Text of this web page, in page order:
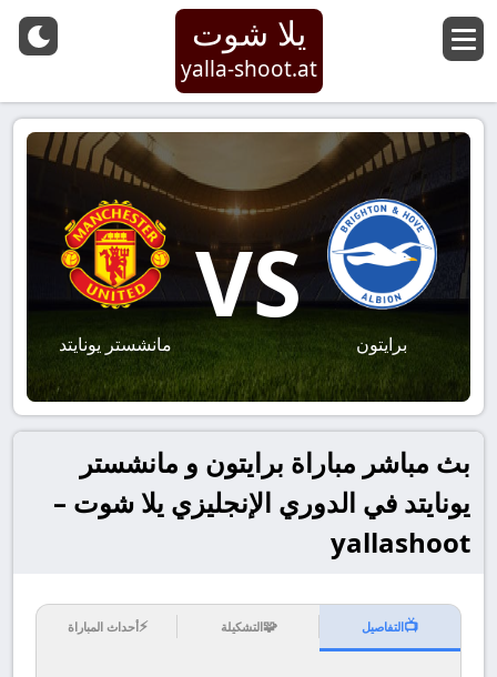
يلا شوت
yalla-shoot.at
برايتون
VS
مانشستر يونايتد
بث مباشر مباراة برايتون و مانشستر
يونايتد في الدوري الإنجليزي يلا شوت –
yallashoot
📺التفاصيل 🧩التشكيلة ⚡أحداث المباراة